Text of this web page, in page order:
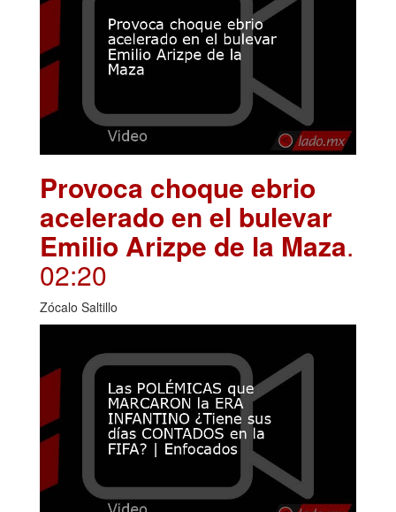
Provoca choque ebrio
acelerado en el bulevar
Emilio Arizpe de la Maza.
02:20
Zócalo Saltillo